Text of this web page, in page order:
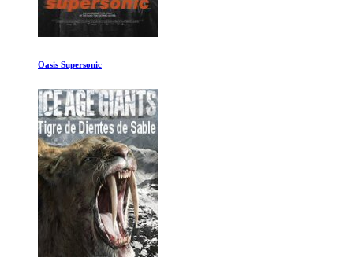
The Velvet Underground